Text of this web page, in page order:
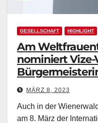
GESELLSCHAFT HIGHLIGHT
Am
nominiert Vize-
MÄRZ 8, 2023
Auch in der
am 8. März der